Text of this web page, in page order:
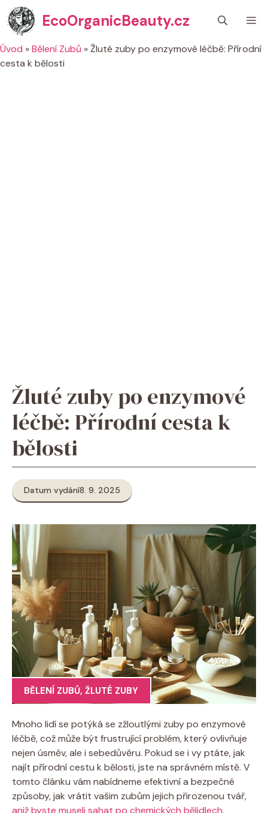
Přeskočit
na
obsah
EcoOrganicBeauty.cz
Úvod »Bělení Zubů »Žluté zuby po enzymové léčbě: Přírodní
cesta k bělosti
Žluté zuby po enzymové
léčbě: Přírodní cesta k
bělosti
Datum vydání8. 9. 2025
BĚLENÍ ZUBŮ, ŽLUTÉ ZUBY
Mnoho lidí se potýká se zžloutlými zuby po enzymové
léčbě, což může být frustrující problém, který ovlivňuje
nejen úsměv, ale i sebedůvěru. Pokud se i vy ptáte, jak
najít přírodní cestu k bělosti, jste na správném místě. V
tomto článku vám nabídneme efektivní a bezpečné
způsoby, jak vrátit vašim zubům jejich přirozenou tvář,
aniž byste museli sahat po chemických bělidlech.